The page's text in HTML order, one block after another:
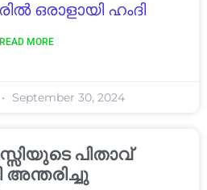
ഒരാളായി ഹംദി
READ MORE
September 30, 2024
പിതാവ്
അന്തരിച്ചു